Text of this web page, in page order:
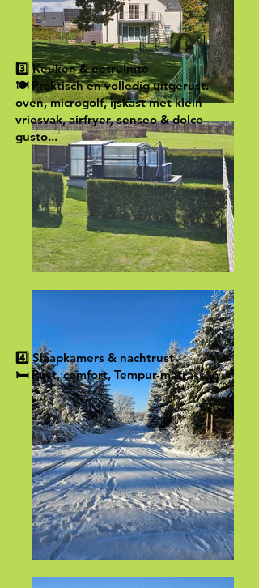
3️⃣ Keuken & eetruimte
🍽️ Praktisch en volledig uitgerust.
oven, microgolf, ijskast met klein
vriesvak, airfryer, senseo & dolce
gusto...
4️⃣ Slaapkamers & nachtrust
🛏️ Rust, comfort, Tempur-matrassen